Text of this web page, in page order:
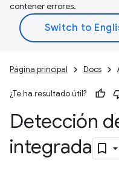
contener errores.
Página principal Docs
¿Te ha resultado útil?
Detección
integrada